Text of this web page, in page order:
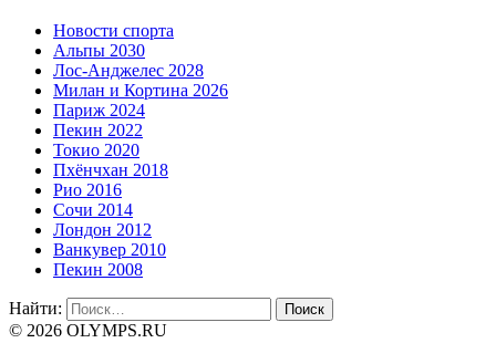
Новости спорта
Альпы 2030
Лос-Анджелес 2028
Милан и Кортина 2026
Париж 2024
Пекин 2022
Токио 2020
Пхёнчхан 2018
Рио 2016
Сочи 2014
Лондон 2012
Ванкувер 2010
Пекин 2008
Найти:
© 2026 OLYMPS.RU